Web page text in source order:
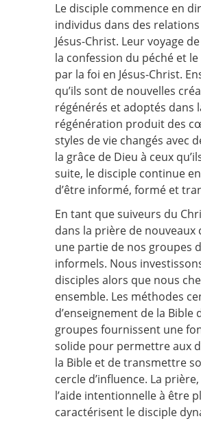
Le disciple commence en
individus dans des
Jésus-Christ. Leur voyage
la confession du péché et
par la foi en Jésus-Christ.
qu’ils sont de nouvelles
régénérés et adoptés dans
régénération produit des
styles de vie changés avec
la grâce de Dieu à ceux
suite, le disciple continue
d’être informé, formé et
En tant que suiveurs du
dans la prière de nouveaux
une partie de nos groupes
informels. Nous
disciples alors que nous
ensemble. Les méthodes
d’enseignement de la Bible
groupes fournissent une
solide pour permettre aux
la Bible et de transmettre
cercle d’influence. La
l’aide intentionnelle à être
caractérisent le disciple